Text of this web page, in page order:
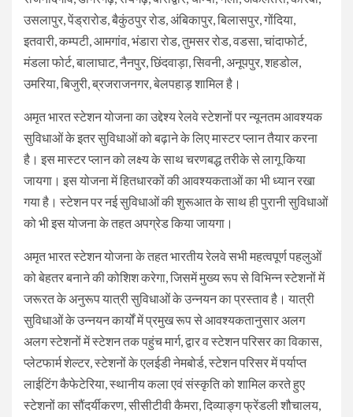
उसलापुर, पेंड्रारोड, बैकुंठपुर रोड, अंबिकापुर, बिलासपुर, गोंदिया,
इतवारी, कम्पटी, आमगांव, भंडारा रोड, तुमसर रोड, वडसा, चांदाफोर्ट,
मंडला फोर्ट, बालाघाट, नैनपुर, छिंदवाड़ा, सिवनी, अनूपपुर, शहडोल,
उमरिया, बिजुरी, ब्रजराजनगर, बेलपहाड़ शामिल है।
अमृत भारत स्टेशन योजना का उद्देश्य रेलवे स्टेशनों पर न्यूनतम आवश्यक
सुविधाओं के इतर सुविधाओं को बढ़ाने के लिए मास्टर प्लान तैयार करना
है। इस मास्टर प्लान को लक्ष्य के साथ चरणबद्ध तरीके से लागू किया
जायगा। इस योजना में हितधारकों की आवश्यकताओं का भी ध्यान रखा
गया है। स्टेशन पर नई सुविधाओं की शुरूआत के साथ ही पुरानी सुविधाओं
को भी इस योजना के तहत अपग्रेड किया जायगा।
अमृत भारत स्टेशन योजना के तहत भारतीय रेलवे सभी महत्वपूर्ण पहलुओं
को बेहतर बनाने की कोशिश करेगा, जिसमें मुख्य रूप से विभिन्न स्टेशनों में
जरूरत के अनुरूप यात्री सुविधाओं के उन्नयन का प्रस्ताव है। यात्री
सुविधाओं के उन्नयन कार्यों में प्रमुख रूप से आवश्यकतानुसार अलग
अलग स्टेशनों में स्टेशन तक पहुंच मार्ग, द्वार व स्टेशन परिसर का विकास,
प्लेटफार्म शेल्टर, स्टेशनों के एलईडी नेमबोर्ड, स्टेशन परिसर में पर्याप्त
लाईटिंग कैफेटेरिया, स्थानीय कला एवं संस्कृति को शामिल करते हुए
स्टेशनों का सौंदर्यीकरण, सीसीटीवी कैमरा, दिव्याङ्ग फ्रेंडली शौचालय,